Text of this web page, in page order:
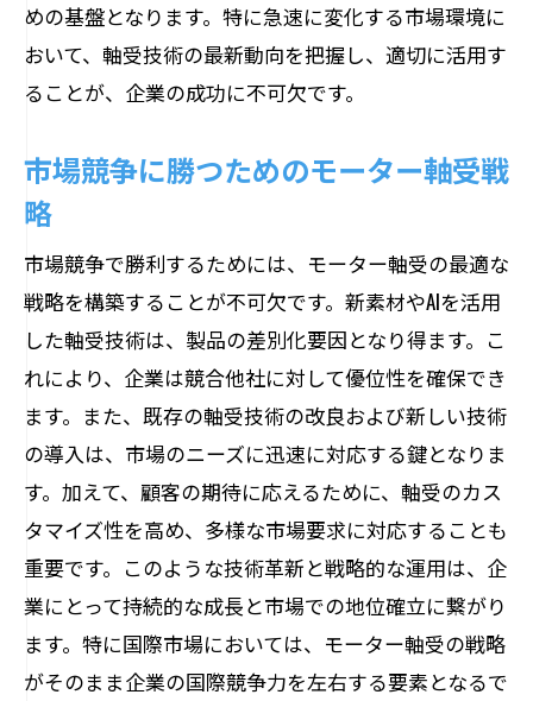
めの基盤となります。特に急速に変化する市場環境に
おいて、軸受技術の最新動向を把握し、適切に活用す
ることが、企業の成功に不可欠です。
市場競争に勝つためのモーター軸受戦
略
市場競争で勝利するためには、モーター軸受の最適な
戦略を構築することが不可欠です。新素材やAIを活用
した軸受技術は、製品の差別化要因となり得ます。こ
れにより、企業は競合他社に対して優位性を確保でき
ます。また、既存の軸受技術の改良および新しい技術
の導入は、市場のニーズに迅速に対応する鍵となりま
す。加えて、顧客の期待に応えるために、軸受のカス
タマイズ性を高め、多様な市場要求に対応することも
重要です。このような技術革新と戦略的な運用は、企
業にとって持続的な成長と市場での地位確立に繋がり
ます。特に国際市場においては、モーター軸受の戦略
がそのまま企業の国際競争力を左右する要素となるで